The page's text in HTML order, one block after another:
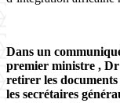
Dans un
premier ministre ,
retirer les
les secrétaires